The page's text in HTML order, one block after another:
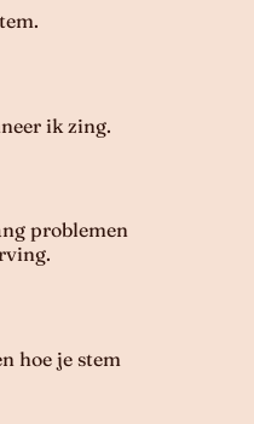
ik zing.
problemen
hoe je stem